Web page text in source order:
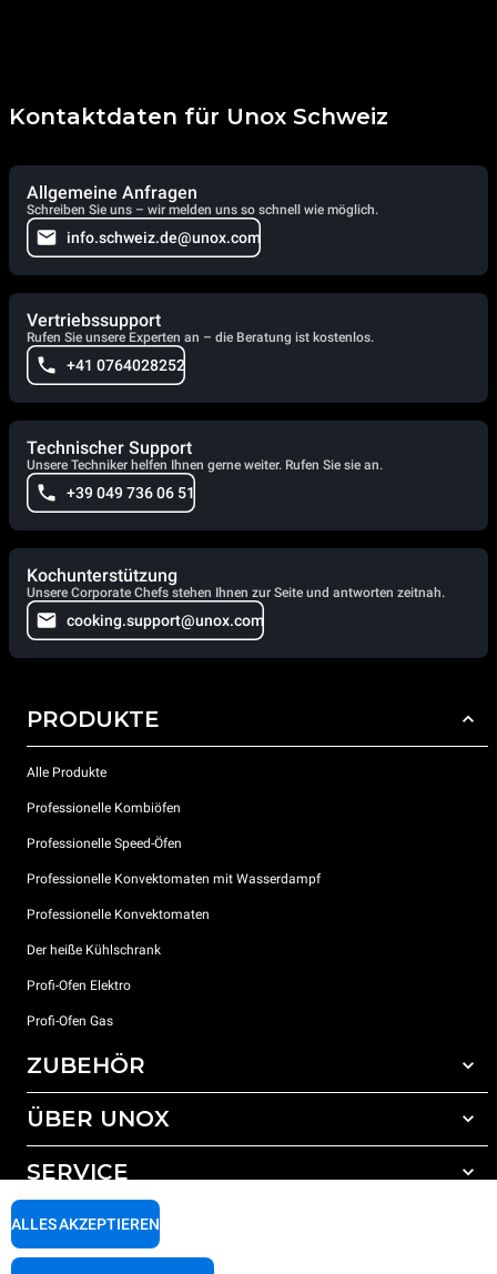
Kontaktdaten für Unox Schweiz
Allgemeine Anfragen
Schreiben Sie uns – wir melden uns so schnell wie möglich.
info.schweiz.de@unox.com
Vertriebssupport
Rufen Sie unsere Experten an – die Beratung ist kostenlos.
+41 0764028252
Technischer Support
Unsere Techniker helfen Ihnen gerne weiter. Rufen Sie sie an.
+39 049 736 06 51
Kochunterstützung
Unsere Corporate Chefs stehen Ihnen zur Seite und antworten zeitnah.
cooking.support@unox.com
PRODUKTE
Alle Produkte
Professionelle Kombiöfen
Professionelle Speed-Öfen
Professionelle Konvektomaten mit Wasserdampf
Professionelle Konvektomaten
Der heiße Kühlschrank
Profi-Ofen Elektro
Profi-Ofen Gas
ZUBEHÖR
Gesamtes Zubehör
Wasseraufbereitung mit Kunstharzfiltern
Wasseraufbereitung durch Umkehrosmose
ÜBER UNOX
Unsere Standorte weltweit
SERVICE
Unox garantie
Händler Suche
ALLES AKZEPTIEREN